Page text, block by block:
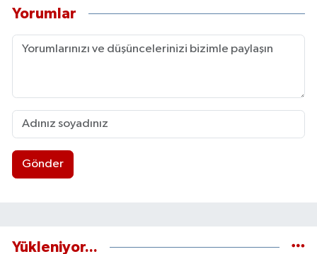
Yorumlar
Gönder
Yükleniyor...